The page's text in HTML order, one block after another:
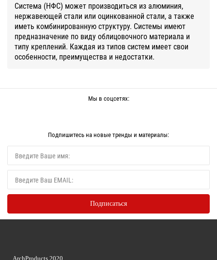
Система (НФС) может производиться из алюминия,
нержавеющей стали или оцинкованной стали, а также
иметь комбинированную структуру. Системы имеют
предназначение по виду облицовочного материала и
типу креплений. Каждая из типов систем имеет свои
особенности, преимущества и недостатки.
Мы в соцсетях:
Подпишитесь на новые тренды и материалы:
ArchProducts 2020